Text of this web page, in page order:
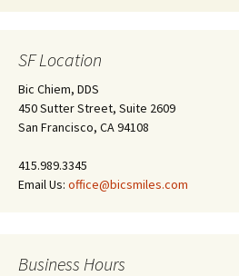
SF Location
Bic Chiem, DDS
450 Sutter Street, Suite 2609
San Francisco, CA 94108
415.989.3345
Email Us: office@bicsmiles.com
Business Hours